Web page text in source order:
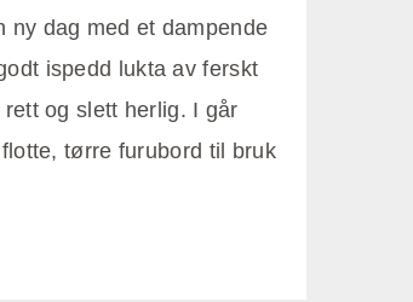
ny dag med et dampende
ispedd lukta av ferskt
og slett herlig. I går
tørre furubord til bruk